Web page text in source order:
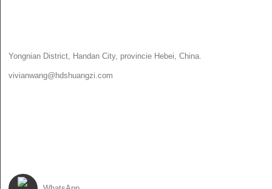
Yongnian District, Handan City, provincie Hebei, China.
vivianwang@hdshuangzi.com